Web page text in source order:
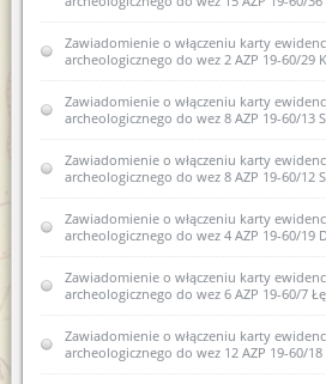
Zawiadomienie o zamiarze wyłączenia
ewidencji zabytków karty ewidencyjnej
Zawiadomienie o zamiarze włączenia
zabytków archeologicznych lądowych
ewidencji zabytków 23.10.2020r.
Zawiadomienie o zamiarze
ewidencyjnej zabytku
wojewódzkiej ewidencji zabytków 4
Zawiadomienie o zamiarze włączenia
zabytków archeologicznych lądowych
ewidencji zabytków AZP 25-69/22 Piecki
Zawiadomienie o wszczęciu
sprawie wpisania do rejestru zabytków
fragmentów kamiennych dawnej
65/10
Zawiadomienie o włączeniu karty
archeologicznego do wez 2 AZP 19-60/29
Zawiadomienie o włączeniu karty
archeologicznego do wez 8 AZP 19-60/13
Zawiadomienie o włączeniu karty
archeologicznego do wez 8 AZP 19-60/12
Zawiadomienie o włączeniu karty
archeologicznego do wez 4 AZP 19-60/19
Zawiadomienie o włączeniu karty
archeologicznego do wez 6 AZP 19-60/7
Zawiadomienie o włączeniu karty
archeologicznego do wez 12 AZP 19-60/